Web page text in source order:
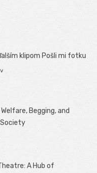
klipom Pošli mi fotku
Begging, and
A Hub of